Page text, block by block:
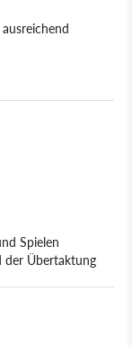
Spielen
der Übertaktung